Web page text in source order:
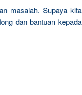
masalah. Supaya kita
dan bantuan kepada